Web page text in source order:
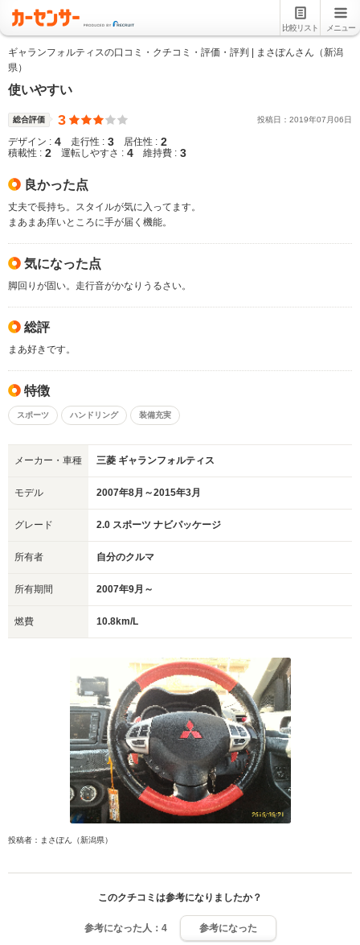
比較リスト メニュー
ギャランフォルティスの口コミ・クチコミ・評価・評判 | まさぽんさん（新潟
県）
使いやすい
総合評価 3 投稿日： 2019年07 月06日
デザイン : 4 走行性 : 3 居住性 : 2
積載性 : 2 運転しやすさ : 4 維持費 : 3
良かった点
丈夫で長持ち。スタイルが気に入ってます。
まあまあ痒いところに手が届く機能。
気になった点
脚回りが固い。走行音がかなりうるさい。
総評
まあ好きです。
特徴
スポーツ ハンドリング 装備充実
メーカー・車種 三菱 ギャランフォルティス
モデル 2007年8月～2015年3月
グレード 2.0 スポーツ ナビパッケージ
所有者 自分のクルマ
所有期間 2007年9月～
燃費 10.8km/L
投稿者：まさぽん（新潟県）
このクチコミは参考になりましたか？
参考になった人： 4 参考になった